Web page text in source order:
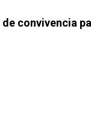
convivencia